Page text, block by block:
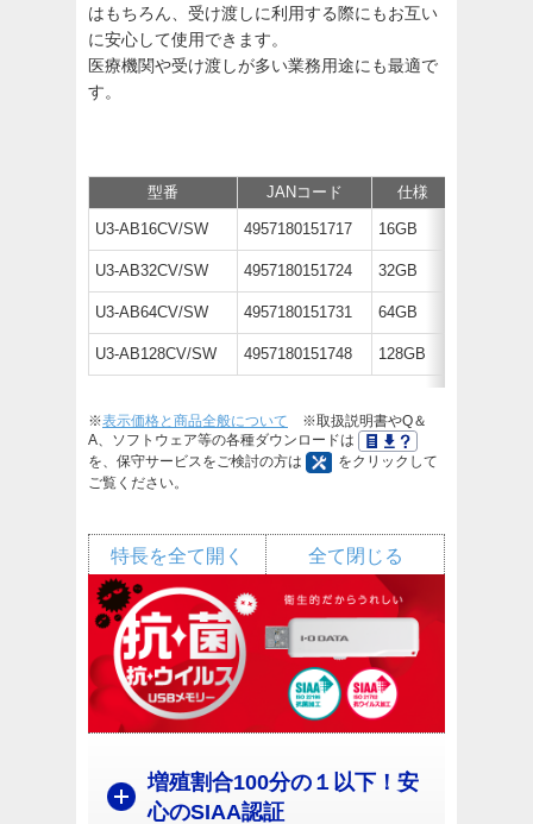
はもちろん、受け渡しに利用する際にもお互い
に安心して使用できます。
医療機関や受け渡しが多い業務用途にも最適で
す。
型番 JANコード 仕様
U3-AB16CV/SW 4957180151717 16GB
U3-AB32CV/SW 4957180151724 32GB
U3-AB64CV/SW 4957180151731 64GB
U3-AB128CV/SW 4957180151748 128GB
※表示価格と商品全般について ※取扱説明書やQ＆
A、ソフトウェア等の各種ダウンロードは
を、保守サービスをご検討の方は
をクリックして
ご覧ください。
全て閉じる
特長を全て開く
増殖割合100分の１以下！安
心のSIAA認証